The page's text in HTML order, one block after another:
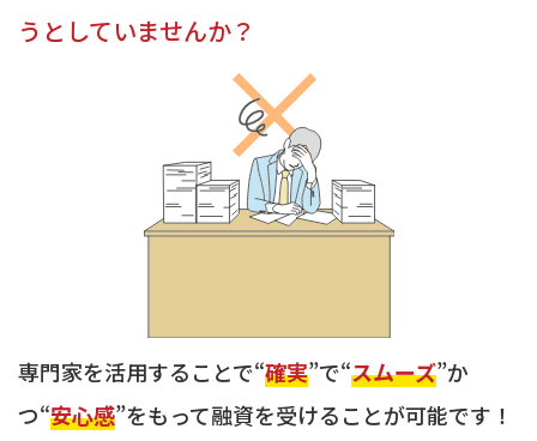
うとしていませんか？
専門家を活用することで“確実”で“スムーズ”か
つ“安心感”をもって融資を受けることが可能です！